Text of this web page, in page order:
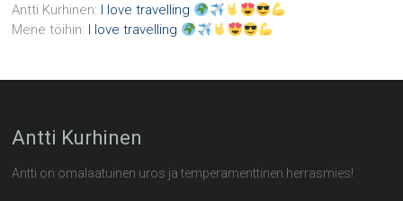
Antti Kurhinen:
I love travelling
Mene töihin: I love travelling
Antti Kurhinen
Antti on omalaatuinen uros ja temperamenttinen herrasmies!